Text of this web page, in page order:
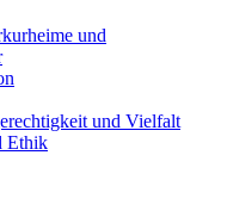
und
und Vielfalt
Ethik